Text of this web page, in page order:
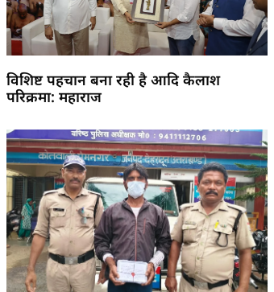
विशिष्ट पहचान बना रही है आदि कैलाश
परिक्रमा: महाराज